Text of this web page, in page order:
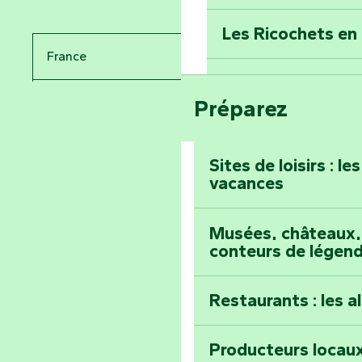
Voyagez dans le
Maillezais
Montez au
Les Ricochets
Tout l'agenda
Préparez
Sites de loisirs :
vacances
Musées,
conteurs de
Restaurants : les
Producteurs
France